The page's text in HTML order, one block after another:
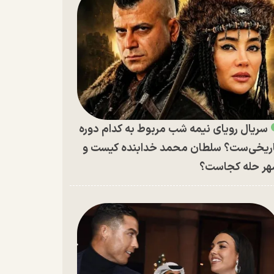
سریال رویای نیمه شب مربوط به کدام دوره
سلطان محمد خدابنده کیست و
حله کجاست؟